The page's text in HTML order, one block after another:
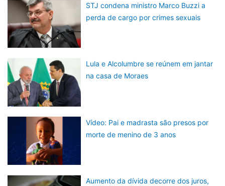
STJ condena ministro Marco Buzzi a
perda de cargo por crimes sexuais
Lula e Alcolumbre se reúnem em jantar
na casa de Moraes
Vídeo: Pai e madrasta são presos por
morte de menino de 3 anos
Aumento da dívida decorre dos juros,